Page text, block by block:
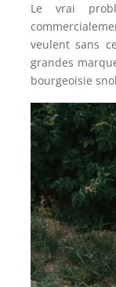
Le vrai
veulent sans
grandes
bourgeoisie